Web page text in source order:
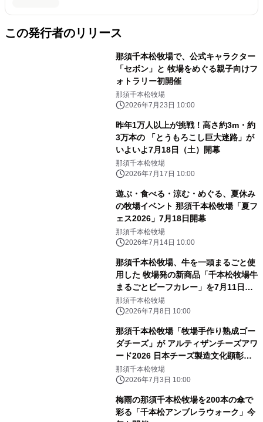
この発行者のリリース
那須千本松牧場で、公式キャラクター
「セボン」と 牧場をめぐる親子向けフ
ォトラリー初開催
那須千本松牧場
2026年7月23日 10:00
昨年1万人以上が挑戦！高さ約3m・約
3万本の 「とうもろこし巨大迷路」が
いよいよ7月18日（土）開幕
那須千本松牧場
2026年7月17日 10:00
遊ぶ・食べる・涼む・めぐる、夏休み
の牧場イベント 那須千本松牧場「夏フ
ェス2026」7月18日開幕
那須千本松牧場
2026年7月14日 10:00
那須千本松牧場、牛を一頭まるごと使
用した 牧場発の新商品「千本松牧場牛
まるごとビーフカレー」を7月11日発
売
那須千本松牧場
2026年7月8日 10:00
那須千本松牧場「牧場手作り熟成ゴー
ダチーズ」が アルティザンチーズアワ
ード2026 日本チーズ製造文化顕彰に
選出
那須千本松牧場
2026年7月3日 10:00
梅雨の那須千本松牧場を200本の傘で
彩る「千本松アンブレラウォーク」今